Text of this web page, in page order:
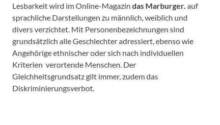
Lesbarkeit wird im Online-Magazin das Marburger. auf
sprachliche Darstellungen zu männlich, weiblich und
divers verzichtet. Mit Personenbezeichnungen sind
grundsätzlich alle Geschlechter adressiert, ebenso wie
Angehörige ethnischer oder sich nach individuellen
Kriterien verortende Menschen. Der
Gleichheitsgrundsatz gilt immer, zudem das
Diskriminierungsverbot.